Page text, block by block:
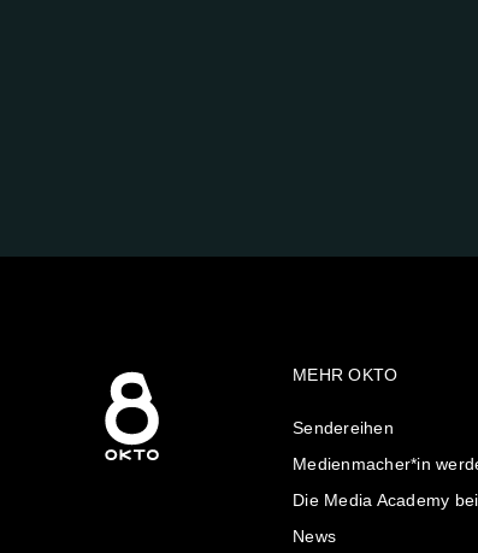
MEHR OKTO
Sendereihen
Medienmacher*in
Die Media Academy
News